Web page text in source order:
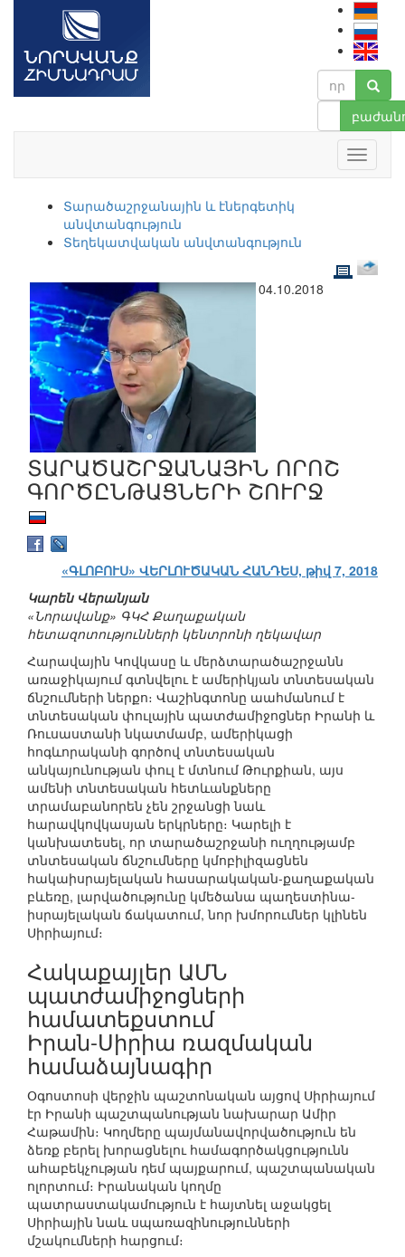
Տարածաշրջանային և էներգետիկ
անվտանգություն
Տեղեկատվական անվտանգություն
04.10.2018
ՏԱՐԱԾԱՇՐՋԱՆԱՅԻՆ ՈՐՈՇ
ԳՈՐԾԸՆԹԱՑՆԵՐԻ ՇՈՒՐՋ
«ԳԼՈԲՈՒՍ» ՎԵՐԼՈՒԾԱԿԱՆ ՀԱՆԴԵՍ, թիվ 7, 2018
Կարեն Վերանյան
«Նորավանք» ԳԿՀ Քաղաքական
հետազոտությունների կենտրոնի ղեկավար
Հարավային Կովկասը և մերձտարածաշրջանն
առաջիկայում գտնվելու է ամերիկյան տնտեսական
ճնշումների ներքո։ Վաշինգտոնը աահմանում է
տնտեսական փուլային պատժամիջոցներ Իրանի և
Ռուսաստանի նկատմամբ, ամերիկացի
հոգևորականի գործով տնտեսական
անկայունության փուլ է մտնում Թուրքիան, այս
ամենի տնտեսական հետևանքները
տրամաբանորեն չեն շրջանցի նաև
հարավկովկասյան երկրները։ Կարելի է
կանխատեսել, որ տարածաշրջանի ուղղությամբ
տնտեսական ճնշումները կմոբիլիզացնեն
հակաիսրայելական հասարակական-քաղաքական
բևեռը, լարվածությունը կմեծանա պաղեստինա-
իսրայելական ճակատում, նոր խմորումներ կլինեն
Սիրիայում։
Հակաքայլեր ԱՄՆ
պատժամիջոցների
համատեքստում
Իրան-Սիրիա ռազմական
համաձայնագիր
Օգոստոսի վերջին պաշտոնական այցով Սիրիայում
էր Իրանի պաշտպանության նախարար Ամիր
Հաթամին։ Կողմերը պայմանավորվածություն են
ձեռք բերել խորացնելու համագործակցությունն
ահաբեկչության դեմ պայքարում, պաշտպանական
ոլորտում։ Իրանական կողմը
պատրաստակամություն է հայտնել աջակցել
Սիրիային նաև սպառազինությունների
մշակումների հարցում։